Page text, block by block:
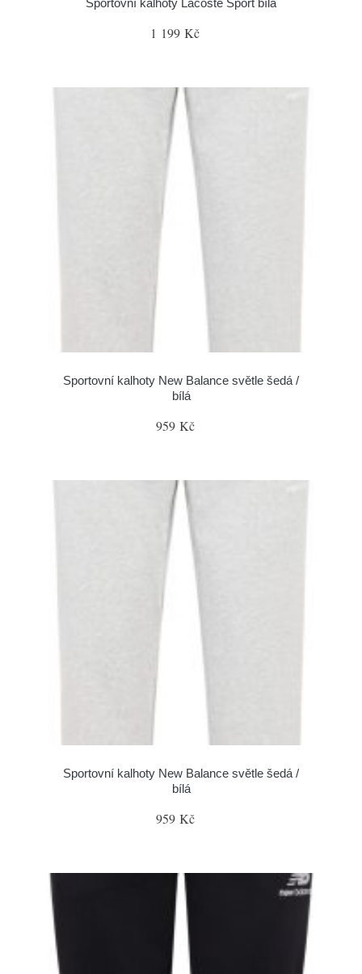
Sportovní kalhoty Lacoste Sport bílá
1 199 Kč
Sportovní kalhoty New Balance světle šedá /
bílá
959 Kč
Sportovní kalhoty New Balance světle šedá /
bílá
959 Kč